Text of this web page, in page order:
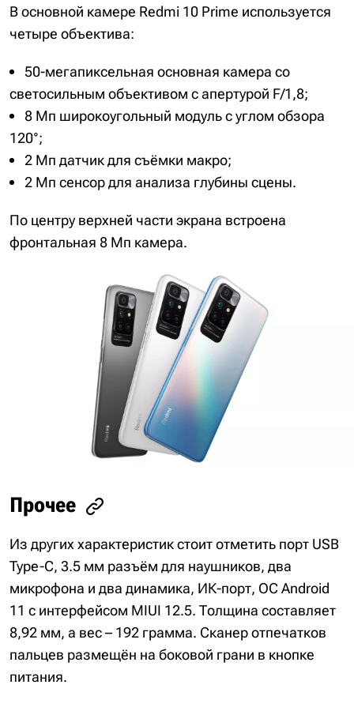
В основной камере Redmi 10 Prime используется
четыре объектива:
50-мегапиксельная основная камера со
светосильным объективом с апертурой F/1,8;
8 Мп широкоугольный модуль с углом обзора
120°;
2 Мп датчик для съёмки макро;
2 Мп сенсор для анализа глубины сцены.
По центру верхней части экрана встроена
фронтальная 8 Мп камера.
Прочее
Из других характеристик стоит отметить порт USB
Type-C, 3.5 мм разъём для наушников, два
микрофона и два динамика, ИК-порт, ОС Android
11 с интерфейсом MIUI 12.5. Толщина составляет
8,92 мм, а вес – 192 грамма. Сканер отпечатков
пальцев размещён на боковой грани в кнопке
питания.